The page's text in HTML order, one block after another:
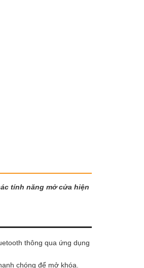
tính năng mở cửa hiện
thông qua ứng dụng
chóng để mở khóa.